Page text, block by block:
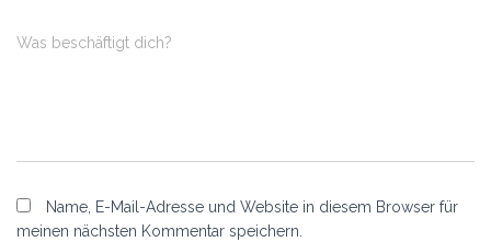
Was beschäftigt dich?
Name, E-Mail-Adresse und Website in diesem Browser für
meinen nächsten Kommentar speichern.